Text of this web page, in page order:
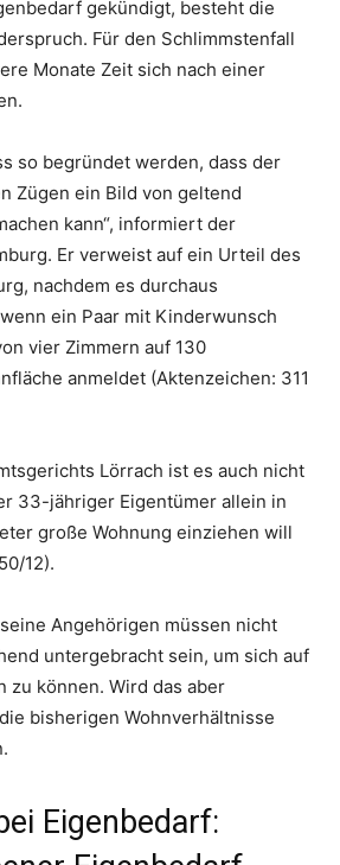
gekündigt, besteht die
Für den Schlimmstenfall
Monate Zeit sich nach einer
so begründet werden, dass der
Zügen ein Bild von geltend
kann“, informiert der
Er verweist auf ein Urteil des
nachdem es durchaus
ein Paar mit Kinderwunsch
vier Zimmern auf 130
anmeldet (Aktenzeichen: 311
Lörrach ist es auch nicht
33-jähriger Eigentümer allein in
große Wohnung einziehen will
12).
Angehörigen müssen nicht
untergebracht sein, um sich auf
zu können. Wird das aber
bisherigen Wohnverhältnisse
Eigenbedarf: